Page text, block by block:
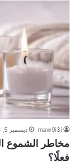
maw9i3i ديسمبر 5, 2023
مخاطر الشموع
فعلًا؟